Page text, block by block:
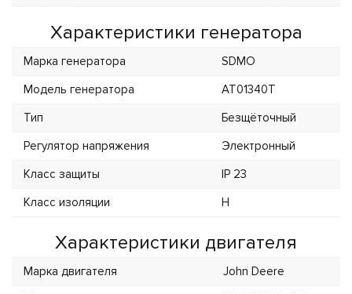
Характеристики генератора
Марка генератора
SDMO
Модель генератора
AT01340T
Тип
Безщёточный
Регулятор напряжения
Электронный
Класс защиты
IP 23
Класс изоляции
H
Характеристики двигателя
Марка двигателя
John Deere